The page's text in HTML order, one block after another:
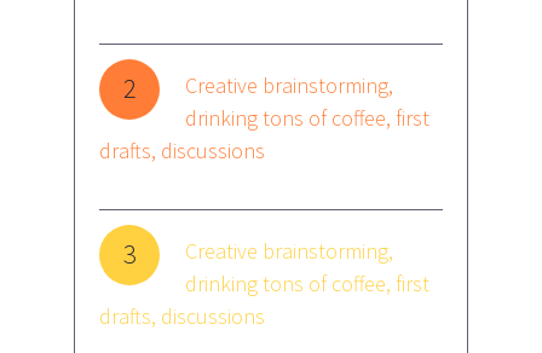
2
Creative brainstorming,
drinking tons of coffee, first
drafts, discussions
3
Creative brainstorming,
drinking tons of coffee, first
drafts, discussions